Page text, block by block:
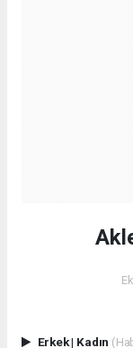
Erkek| Kadın